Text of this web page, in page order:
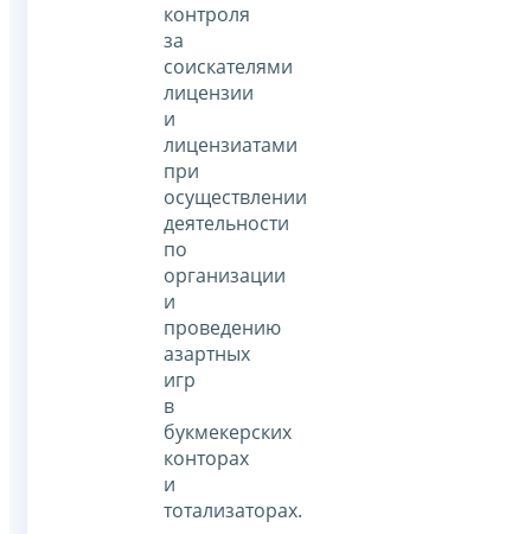
контроля
за
соискателями
лицензии
и
лицензиатами
при
осуществлении
деятельности
по
организации
и
проведению
азартных
игр
в
букмекерских
конторах
и
тотализаторах.